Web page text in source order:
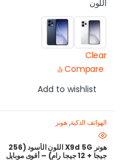
اللون
Clear
Compare
Add to wishlist
الهواتف الذكية, هونر
هونر X9d 5G اللون الأسود (256
جيجا + 12 جيجا رام) – أقوى موبايل